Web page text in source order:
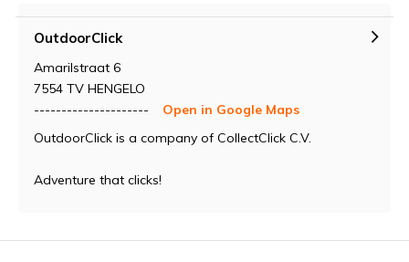
OutdoorClick
Amarilstraat 6
7554 TV HENGELO
---------------------
Open in Google Maps
OutdoorClick is a company of CollectClick C.V.
Adventure that clicks!